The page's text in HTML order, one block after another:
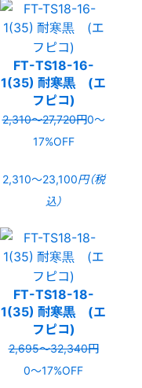
FT-TS18-16-
1(35) 耐寒黒 (エ
フピコ)
2,310〜27,720円0〜
17%OFF
2,310〜23,100円（税
込）
FT-TS18-18-
1(35) 耐寒黒 (エ
フピコ)
2,695〜32,340円
0〜17%OFF